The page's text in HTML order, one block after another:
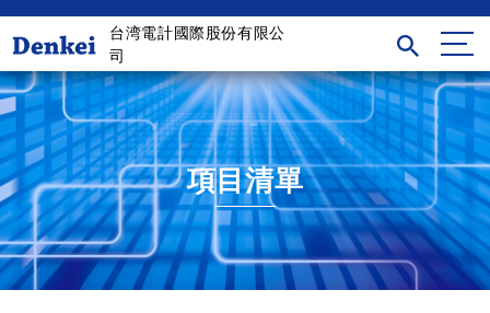
台湾電計國際股份有限公
司
項目清單